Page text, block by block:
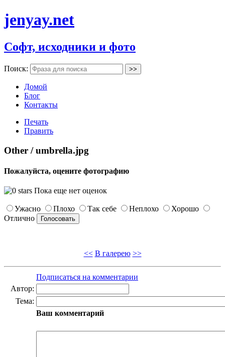
jenyay.net
Софт, исходники и фото
Поиск:
Домой
Блог
Контакты
Печать
Править
Other / umbrella.jpg
Пожалуйста, оцените фотографию
Пока еще нет оценок
Ужасно Плохо Так себе Неплохо
Хорошо
Отлично
<< В галерею >>
Подписаться на комментарии
Автор:
Тема:
Ваш комментарий